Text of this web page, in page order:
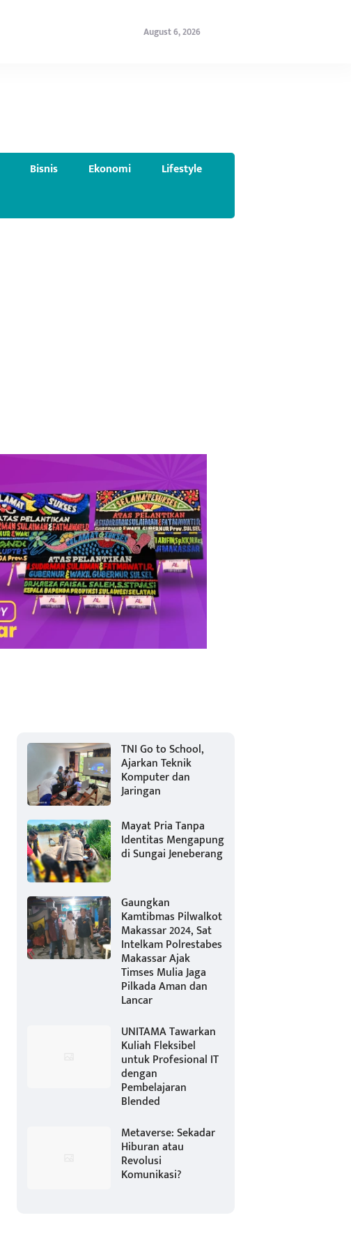
August 6, 2026
Bisnis Ekonomi
Lifestyle
TNI Go to School,
Ajarkan Teknik
Komputer dan
Jaringan
Mayat Pria Tanpa
Identitas Mengapung
di Sungai Jeneberang
Gaungkan
Kamtibmas Pilwalkot
Makassar 2024, Sat
Intelkam Polrestabes
Makassar Ajak
Timses Mulia Jaga
Pilkada Aman dan
Lancar
UNITAMA Tawarkan
Kuliah Fleksibel
untuk Profesional IT
dengan
Pembelajaran
Blended
Metaverse: Sekadar
Hiburan atau
Revolusi
Komunikasi?